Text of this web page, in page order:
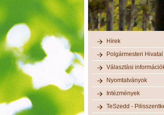
Hírek
Polgármesteri Hivatal
Választási
Nyomtatványok
Intézmények
TeSzedd -